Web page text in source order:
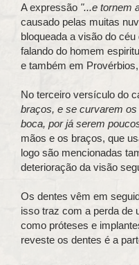
A expressão "...e tornem
causado pelas muitas
bloqueada a visão do
falando do homem
e também em
No terceiro versículo do
braços, e se curvarem
boca, por já serem
mãos e os braços, que
logo são mencionadas
deterioração da visão
Os dentes vêm em
isso traz com a perda de
como próteses e
reveste os dentes é a